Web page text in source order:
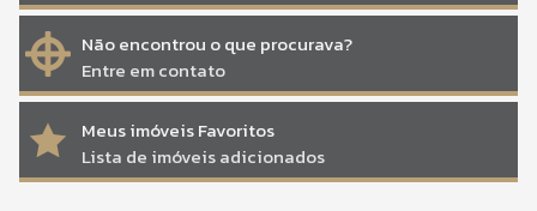
Não encontrou o que procurava?
Entre em contato
Meus imóveis Favoritos
Lista de imóveis adicionados